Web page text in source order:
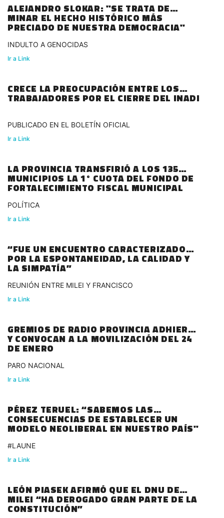
ALEJANDRO SLOKAR: "SE TRATA DE
MINAR EL HECHO HISTÓRICO MÁS
PRECIADO DE NUESTRA DEMOCRACIA"
INDULTO A GENOCIDAS
Ir a Link
CRECE LA PREOCUPACIÓN ENTRE LOS
TRABAJADORES POR EL CIERRE DEL INADI
PUBLICADO EN EL BOLETÍN OFICIAL
Ir a Link
LA PROVINCIA TRANSFIRIÓ A LOS 135
MUNICIPIOS LA 1° CUOTA DEL FONDO DE
FORTALECIMIENTO FISCAL MUNICIPAL
POLÍTICA
Ir a Link
“FUE UN ENCUENTRO CARACTERIZADO
POR LA ESPONTANEIDAD, LA CALIDAD Y
LA SIMPATÍA”
REUNIÓN ENTRE MILEI Y FRANCISCO
Ir a Link
GREMIOS DE RADIO PROVINCIA ADHIEREN
Y CONVOCAN A LA MOVILIZACIÓN DEL 24
DE ENERO
PARO NACIONAL
Ir a Link
PÉREZ TERUEL: “SABEMOS LAS
CONSECUENCIAS DE ESTABLECER UN
MODELO NEOLIBERAL EN NUESTRO PAÍS"
#LAUNE
Ir a Link
LEÓN PIASEK AFIRMÓ QUE EL DNU DE
MILEI “HA DEROGADO GRAN PARTE DE LA
CONSTITUCIÓN”